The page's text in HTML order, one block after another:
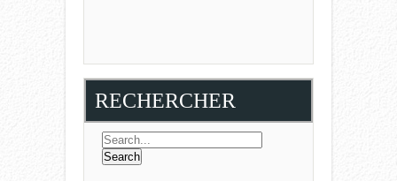
RECHERCHER